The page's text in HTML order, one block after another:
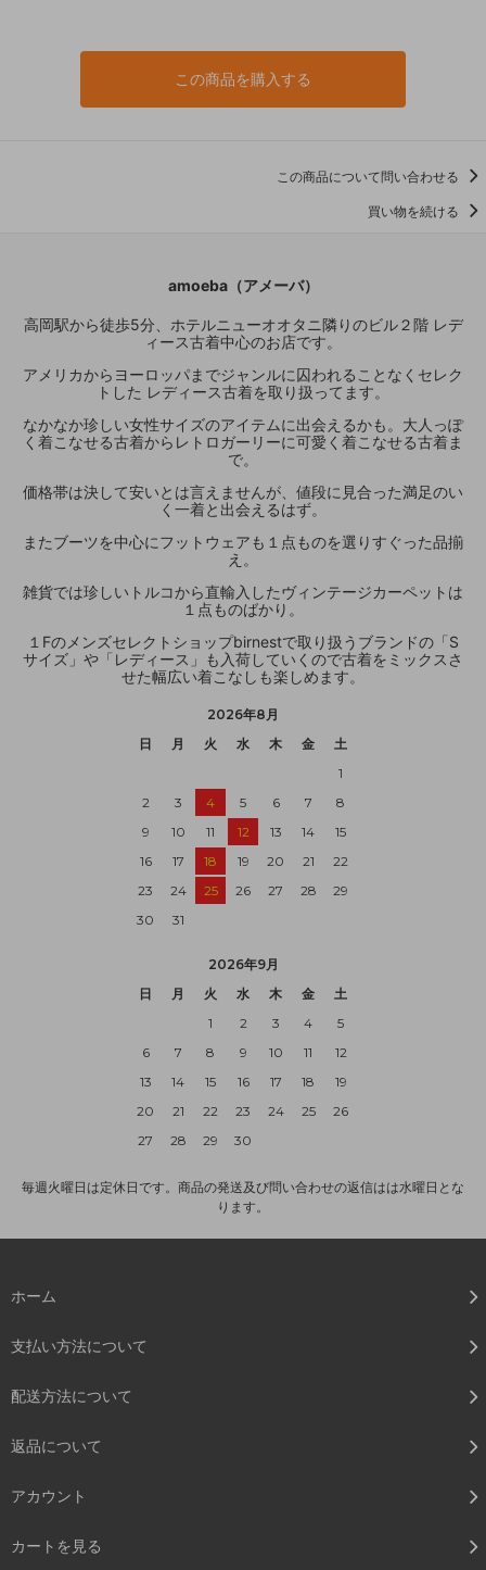
この商品を購入する
この商品について問い合わせる
買い物を続ける
amoeba（アメーバ）
高岡駅から徒歩5分、ホテルニューオオタニ隣りのビル２階 レデ
ィース古着中心のお店です。
アメリカからヨーロッパまでジャンルに囚われることなくセレク
トした レディース古着を取り扱ってます。
なかなか珍しい女性サイズのアイテムに出会えるかも。大人っぽ
く着こなせる古着からレトロガーリーに可愛く着こなせる古着ま
で。
価格帯は決して安いとは言えませんが、値段に見合った満足のい
く一着と出会えるはず。
またブーツを中心にフットウェアも１点ものを選りすぐった品揃
え。
雑貨では珍しいトルコから直輸入したヴィンテージカーペットは
１点ものばかり。
１Fのメンズセレクトショップbirnestで取り扱うブランドの「S
サイズ」や「レディース」も入荷していくので古着をミックスさ
せた幅広い着こなしも楽しめます。
2026年8月
日
月 火 水 木 金
土
1
2
3 4 5 6 7
8
9
10 11 12 13 14
15
16
17 18 19 20 21
22
23
24 25 26 27 28
29
30
31
2026年9月
日
月 火 水 木 金
土
1
2 3 4
5
6
7 8 9 10 11
12
13
14 15 16 17 18
19
20
21 22 23 24 25
26
27
28 29 30
毎週火曜日は定休日です。商品の発送及び問い合わせの返信はは水曜日とな
ります。
ホーム
支払い方法について
配送方法について
返品について
アカウント
カートを見る